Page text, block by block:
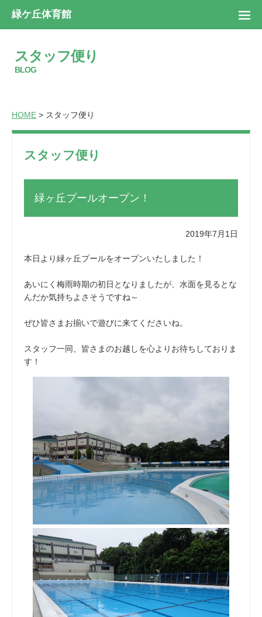
緑ケ丘体育館
スタッフ便り
BLOG
HOME > スタッフ便り
スタッフ便り
緑ヶ丘プールオープン！
2019年7月1日
本日より緑ヶ丘プールをオープンいたしました！
あいにく梅雨時期の初日となりましたが、水面を見るとな
んだか気持ちよさそうですね～
ぜひ皆さまお揃いで遊びに来てくださいね。
スタッフ一同、皆さまのお越しを心よりお待ちしておりま
す！